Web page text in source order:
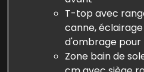
T-top avec
canne,
d'ombrage pour
Zone bain de